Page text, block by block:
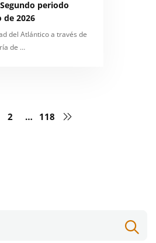
periodo
de 2026
del Atlántico a través de
de …
2 … 118